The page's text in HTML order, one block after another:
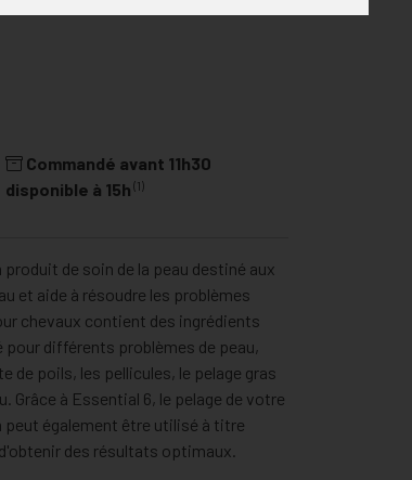
Commandé avant 11h30
disponible à 15h (1)
de soin de la peau destiné aux
et aide à résoudre les problèmes
chevaux contient des ingrédients
différents problèmes de peau,
de poils, les pellicules, le pelage gras
Grâce à Essential 6, le pelage de votre
peut également être utilisé à titre
des résultats optimaux.